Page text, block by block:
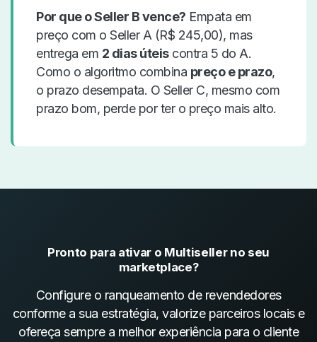
Por que o Seller B vence? Empata em
preço com o Seller A (R$ 245,00), mas
entrega em 2 dias úteiscontra 5 do A.
Como o algoritmo combina preço e prazo,
o prazo desempata. O Seller C, mesmo com
prazo bom, perde por ter o preço mais alto.
Pronto para ativar o Multiseller no seu
marketplace?
Configure o ranqueamento de revendedores
conforme a sua estratégia, valorize parceiros locais e
ofereça sempre a melhor experiência para o cliente